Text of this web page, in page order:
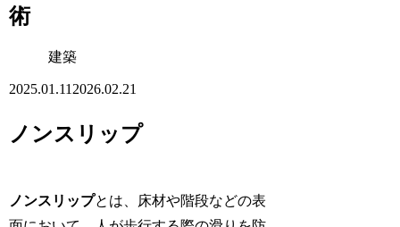
術
建築
2025.01.11 2026.02.21
ノンスリップ
ノンスリップとは、床材や階段などの表